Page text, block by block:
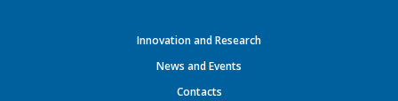
Innovation and Research
News and Events
Contacts